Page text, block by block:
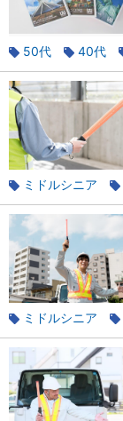
50代 40代
ミドルシニア
警備
ミドルシニア
資格
正社員